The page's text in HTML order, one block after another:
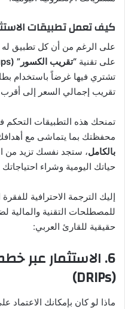
كيف تعمل تطبيقات
على الرغم من أن كل تطبيق له
على تقنية “تقريب الكسور” (Round-ups)
تشتري فيها غرضاً باستخدام
تقريب إجمالي السعر إلى أقرب
تمنحك هذه التطبيقات التحكم
محفظتك بما يتماشى مع أهدافك
بالكامل، ستجد نفسك تزيد من
حياتك اليومية وشراء احتياجاتك
إليك الترجمة الاحترافية
للمصطلحات التقنية والمالية
حقيقية للقارئ العربي:
6. الاستثمار عبر
(DRIPs)
ماذا لو كان بإمكانك الاعتماد